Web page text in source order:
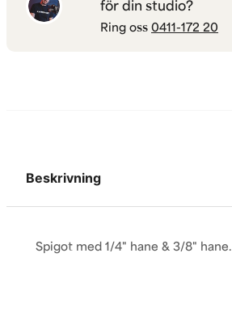
för din studio?
Ring oss 0411-172 20
Beskrivning
Spigot med 1/4" hane & 3/8" hane.